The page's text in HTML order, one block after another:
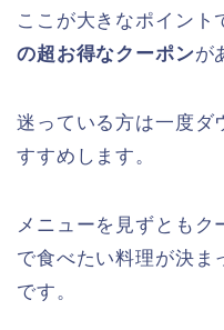
ここが大きなポイント
の超お得なクーポンが
迷っている方は一度ダ
すすめします。
メニューを見ずともク
で食べたい料理が決ま
です。